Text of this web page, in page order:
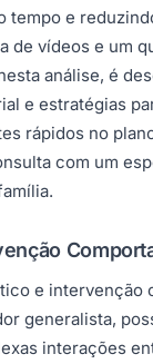
tempo e
de vídeos e um
análise, é
e estratégias
rápidos no
com um
e intervenção
generalista,
interações